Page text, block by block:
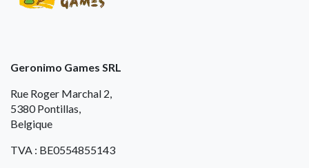
Geronimo Games SRL
Rue Roger Marchal 2,
5380 Pontillas,
Belgique
TVA : BE0554855143